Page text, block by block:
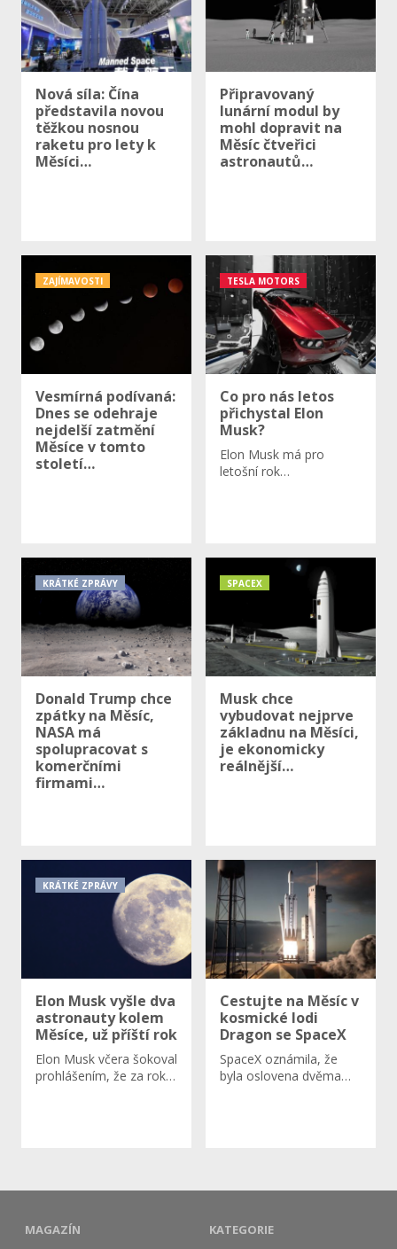
Nová síla: Čína
představila novou
těžkou nosnou
raketu pro lety k
Měsíci…
Připravovaný
lunární modul by
mohl dopravit na
Měsíc čtveřici
astronautů…
ZAJÍMAVOSTI
Vesmírná podívaná:
Dnes se odehraje
nejdelší zatmění
Měsíce v tomto
století…
TESLA MOTORS
Co pro nás letos
přichystal Elon
Musk?
Elon Musk má pro
letošní rok…
KRÁTKÉ ZPRÁVY
Donald Trump chce
zpátky na Měsíc,
NASA má
spolupracovat s
komerčními
firmami…
SPACEX
Musk chce
vybudovat nejprve
základnu na Měsíci,
je ekonomicky
reálnější…
KRÁTKÉ ZPRÁVY
Elon Musk vyšle dva
astronauty kolem
Měsíce, už příští rok
Elon Musk včera šokoval
prohlášením, že za rok…
Cestujte na Měsíc v
kosmické lodi
Dragon se SpaceX
SpaceX oznámila, že
byla oslovena dvěma…
MAGAZÍN
KATEGORIE